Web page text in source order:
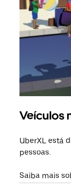
Veículos
UberXL está
pessoas.
Saiba mais